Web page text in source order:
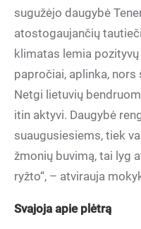
sugužėjo daugybė
atostogaujančių
klimatas lemia
papročiai, aplinka,
Netgi lietuvių
itin aktyvi. Daugybė
suaugusiesiems, tiek
žmonių buvimą, tai lyg
ryžto“, – atvirauja
Svajoja apie plėtrą